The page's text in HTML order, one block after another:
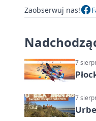
Zaobserwuj nas!
7
7